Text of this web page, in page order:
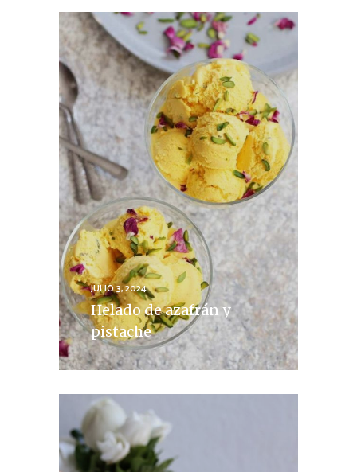
JULIO 3, 2024
Helado de azafrán y
pistache